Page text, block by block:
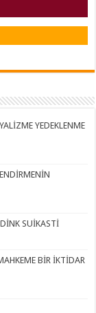
YEDEKLENME
DİNK SUİKASTİ
BİR İKTİDAR